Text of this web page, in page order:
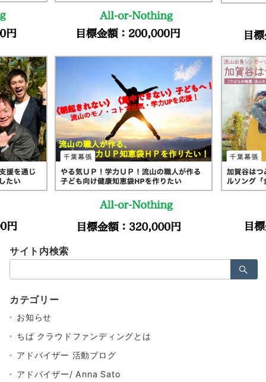
Menu
nagareyamapress3
2020年2月17日
広報・PR 石井貴美子
サイト内検索
索：
カテゴリー
お知らせ
ちば クラウドファンディングとは
アドバイザー 活動ブログ
アドバイザー/ Anna Sato